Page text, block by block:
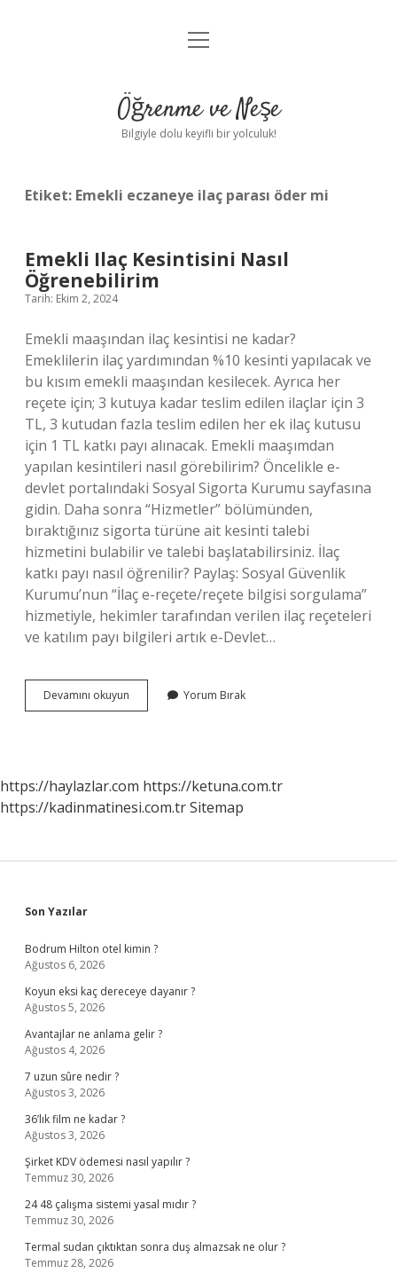
Anasayfa
Yasal Uyarı
menüyü
Öğrenme ve Neşe
Bilgiyle dolu keyifli bir yolculuk!
Etiket: Emekli eczaneye ilaç parası öder mi
Emekli Ilaç Kesintisini Nasıl
Öğrenebilirim
Tarih: Ekim 2, 2024
Emekli maaşından ilaç kesintisi ne kadar?
Emeklilerin ilaç yardımından %10 kesinti yapılacak ve
bu kısım emekli maaşından kesilecek. Ayrıca her
reçete için; 3 kutuya kadar teslim edilen ilaçlar için 3
TL, 3 kutudan fazla teslim edilen her ek ilaç kutusu
için 1 TL katkı payı alınacak. Emekli maaşımdan
yapılan kesintileri nasıl görebilirim? Öncelikle e-
devlet portalındaki Sosyal Sigorta Kurumu sayfasına
gidin. Daha sonra “Hizmetler” bölümünden,
bıraktığınız sigorta türüne ait kesinti talebi
hizmetini bulabilir ve talebi başlatabilirsiniz. İlaç
katkı payı nasıl öğrenilir? Paylaş: Sosyal Güvenlik
Kurumu’nun “İlaç e-reçete/reçete bilgisi sorgulama”
hizmetiyle, hekimler tarafından verilen ilaç reçeteleri
ve katılım payı bilgileri artık e-Devlet…
Devamını okuyun
Ilaç
Yorum Bırak
https://haylazlar.com https://ketuna.com.tr
https://kadinmatinesi.com.trSitemap
Sidebar
Son Yazılar
Bodrum Hilton otel kimin ?
Ağustos 6, 2026
Koyun eksi kaç dereceye dayanır ?
Ağustos 5, 2026
Avantajlar ne anlama gelir ?
Ağustos 4, 2026
7 uzun sûre nedir ?
Ağustos 3, 2026
36’lık film ne kadar ?
Ağustos 3, 2026
Şirket KDV ödemesi nasıl yapılır ?
Temmuz 30, 2026
24 48 çalışma sistemi yasal mıdır ?
Temmuz 30, 2026
Termal sudan çıktıktan sonra duş almazsak ne olur ?
Temmuz 28, 2026